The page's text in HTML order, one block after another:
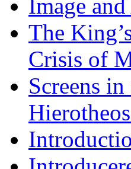
Image
The
Crisis of
Screens